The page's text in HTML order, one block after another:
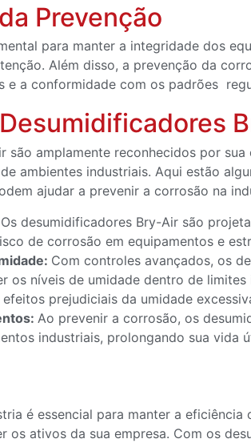
Prevenção
para manter a integridade dos
Além disso, a prevenção da
e a conformidade com os padrões
são amplamente reconhecidos por
ambientes industriais. Aqui estão
ajudar a prevenir a corrosão na
Os desumidificadores Bry-Air são
de corrosão em equipamentos e
Com controles avançados, os
os níveis de umidade dentro de
prejudiciais da umidade
Ao prevenir a corrosão, os
industriais, prolongando sua vida
é essencial para manter a
os ativos da sua empresa. Com os